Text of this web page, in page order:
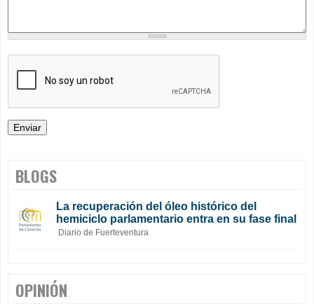
BLOGS
La recuperación del óleo histórico del
hemiciclo parlamentario entra en su fase final
Diario de Fuerteventura
OPINIÓN